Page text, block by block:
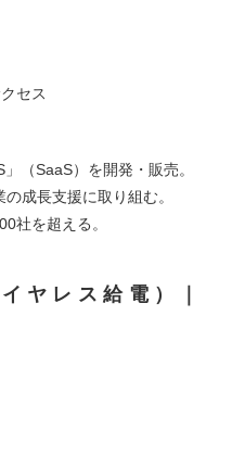
セス
（SaaS）を開発・販売。
成長支援に取り組む。
社を超える。
ヤレス給電）｜